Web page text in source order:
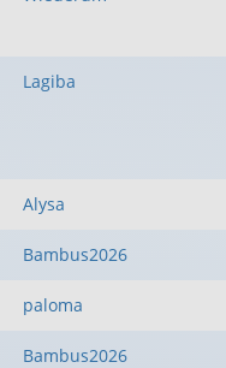
Lagiba
Alysa
Bambus2026
paloma
Bambus2026